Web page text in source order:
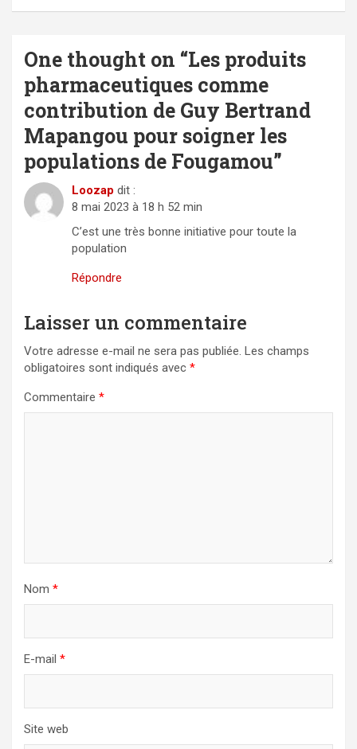
One thought on “Les produits
pharmaceutiques comme
contribution de Guy Bertrand
Mapangou pour soigner les
populations de Fougamou”
Loozap dit :
8 mai 2023 à 18 h 52 min
C’est une très bonne initiative pour toute la
population
Répondre
Laisser un commentaire
Votre adresse e-mail ne sera pas publiée. Les champs
obligatoires sont indiqués avec *
Commentaire *
Nom *
E-mail *
Site web